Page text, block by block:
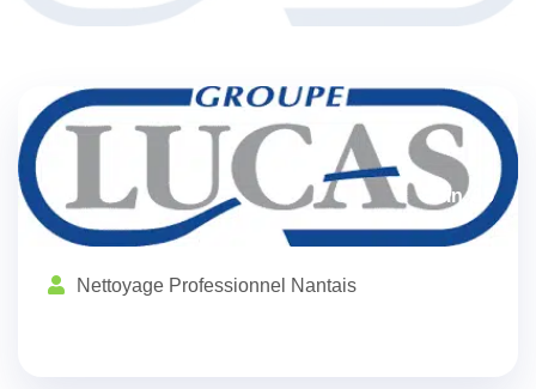
Juin, 15
Nettoyage Professionnel Nantais